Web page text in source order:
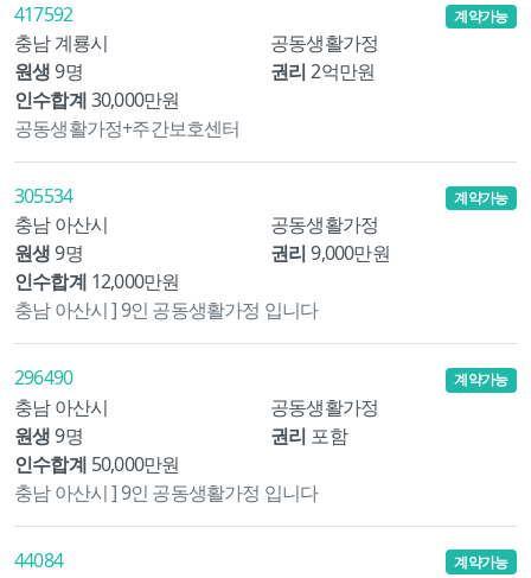
417592
충남 계룡시
공동생활가정
원생 9명 권리 2억만원
인수합계30,000만원
계약가능
공동생활가정+주간보호센터
305534
충남 아산시
공동생활가정
원생 9명 권리 9,000만원
인수합계 12,000만원
계약가능
충남 아산시 ] 9인 공동생활가정 입니다
296490
충남 아산시
공동생활가정
원생 9명 권리 포함
인수합계 50,000만원
계약가능
충남 아산시 ] 9인 공동생활가정 입니다
44084
계약가능